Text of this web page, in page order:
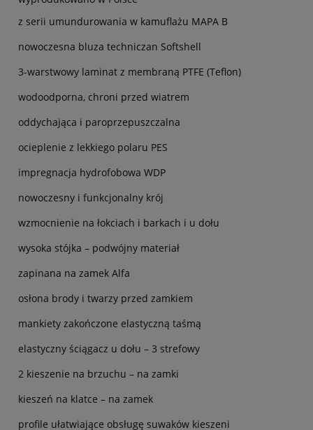
z serii umundurowania w kamuflażu MAPA B
nowoczesna bluza techniczan Softshell
3-warstwowy laminat z membraną PTFE (Teflon)
wodoodporna, chroni przed wiatrem
oddychająca i paroprzepuszczalna
ocieplenie z lekkiego polaru PES
impregnacja hydrofobowa WDP
nowoczesny i funkcjonalny krój
wzmocnienie na łokciach i barkach i u dołu
wysoka stójka – podwójny materiał
zapinana na zamek Alfa
osłona brody i twarzy przed zamkiem
mankiety zakończone elastyczną taśmą
elastyczny ściągacz u dołu – 3 strefowy
2 kieszenie na brzuchu – na zamki
kieszeń na klatce – na zamek
profile ułatwiające obsługę suwaków kieszeni